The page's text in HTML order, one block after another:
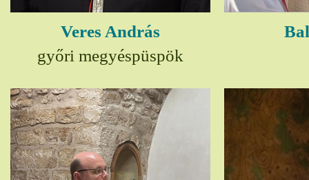
Veres András
győri megyéspüspök